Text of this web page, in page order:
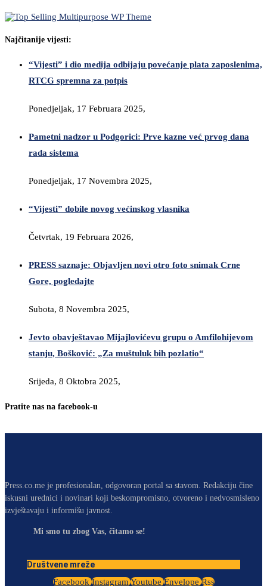
Najčitanije vijesti:
“Vijesti” i dio medija odbijaju povećanje plata zaposlenima,
RTCG spremna za potpis
Ponedjeljak, 17 Februara 2025,
Pametni nadzor u Podgorici: Prve kazne već prvog dana
rada sistema
Ponedjeljak, 17 Novembra 2025,
“Vijesti” dobile novog većinskog vlasnika
Četvrtak, 19 Februara 2026,
PRESS saznaje: Objavljen novi otro foto snimak Crne
Gore, pogledajte
Subota, 8 Novembra 2025,
Jevto obavještavao Mijajlovićevu grupu o Amfilohijevom
stanju, Bošković: „Za muštuluk bih pozlatio“
Srijeda, 8 Oktobra 2025,
Pratite nas na facebook-u
Press.co.me je profesionalan, odgovoran portal sa stavom. Redakciju čine
iskusni urednici i novinari koji beskompromisno, otvoreno i nedvosmisleno
izvještavaju i informišu javnost.
Mi smo tu zbog Vas, čitamo se!
Društvene mreže
Facebook Instagram Youtube Envelope Rss